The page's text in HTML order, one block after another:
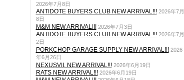
2026年7月8日
ANTIDOTE BUYERS CLUB NEW ARRIVAL!!! 2026年7月
8日
M&M NEW ARRIVAL!!! 2026年7月3日
ANTIDOTE BUYERS CLUB NEW ARRIVAL!!! 2026年7月
2日
PORKCHOP GARAGE SUPPLY NEW ARRIVAL!!! 2026
年6月26日
NEXUSVII. NEW ARRIVAL!!! 2026年6月19日
RATS NEW ARRIVAL!!! 2026年6月19日